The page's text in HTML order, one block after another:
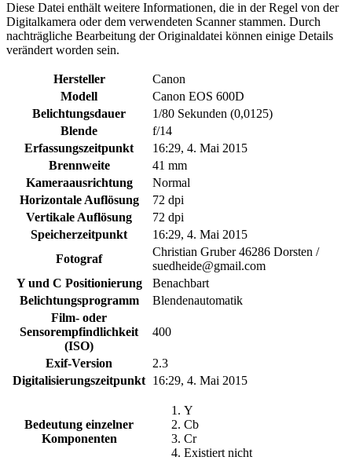
Diese Datei enthält weitere Informationen, die in der Regel von der
Digitalkamera oder dem verwendeten Scanner stammen. Durch
nachträgliche Bearbeitung der Originaldatei können einige Details
verändert worden sein.
Hersteller
Canon
Modell
Canon EOS 600D
Belichtungsdauer
1/80 Sekunden (0,0125)
Blende
f/14
Erfassungszeitpunkt
16:29, 4. Mai 2015
Brennweite
41 mm
Kameraausrichtung
Normal
Horizontale Auflösung
72 dpi
Vertikale Auflösung
72 dpi
Speicherzeitpunkt
16:29, 4. Mai 2015
Fotograf
Christian Gruber 46286 Dorsten /
suedheide@gmail.com
Y und C Positionierung
Benachbart
Belichtungsprogramm
Blendenautomatik
Film- oder
Sensorempfindlichkeit
(ISO)
400
Exif-Version
2.3
Digitalisierungszeitpunkt 16:29, 4. Mai 2015
Bedeutung einzelner
Komponenten
Y
Cb
Cr
Existiert nicht